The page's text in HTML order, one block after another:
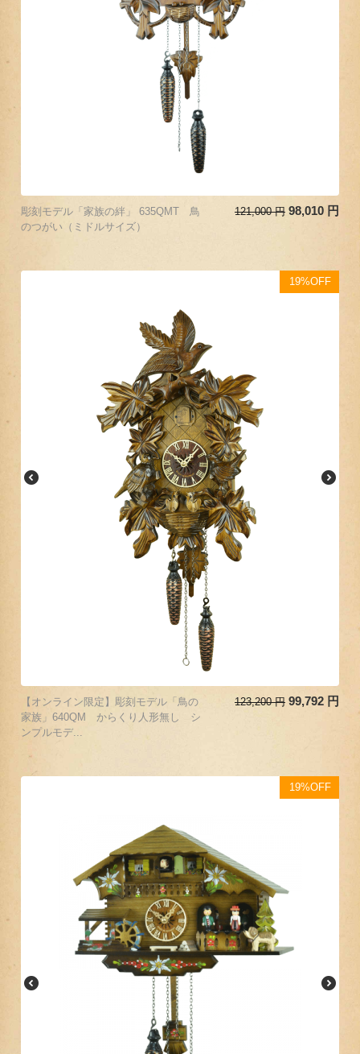
彫刻モデル「家族の絆」 635QMT 鳥
のつがい（ミドルサイズ）
121,000 円 98,010 円
19%OFF
【オンライン限定】彫刻モデル「鳥の
家族」640QM からくり人形無し シ
ンプルモデ...
123,200 円 99,792 円
19%OFF